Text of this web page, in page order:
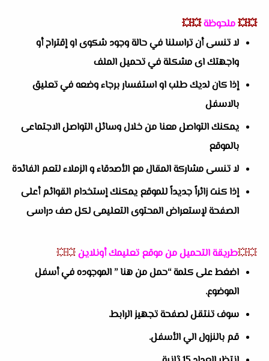
💥💥ملحوظة💥💥
لا تنسى أن تراسلنا في حالة وجود شكوى او إقتراح أو
واجهتك اى مشكلة في تحميل الملف
إذا كان لديك طلب او استفسار برجاء وضعه في تعليق
بالاسفل
يمكنك التواصل معنا من خلال وسائل التواصل الاجتماعى
بالموقع
لا تنسى مشاركة المقال مع الأصدقاء و الزملاء لتعم الفائدة
إذا كنت زائراً جديداً للموقع يمكنك إستخدام القوائم أعلى
الصفحة لإستعراض المحتوى التعليمى لكل صف دراسى
💥💥طريقة التحميل من موقع تعليمك أونلاين💥💥
اضغط على كلمة “حمل من هنا ” الموجوده في أسفل
الموضوع.
سوف تنتقل لصفحة تجهيز الرابط.
قم بالنزول الي الأسفل.